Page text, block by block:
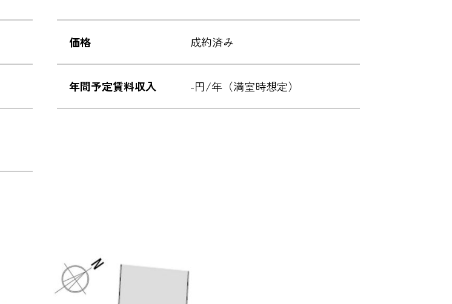
価格 成約済み
年間予定賃料収入 -円/年（満室時想定）